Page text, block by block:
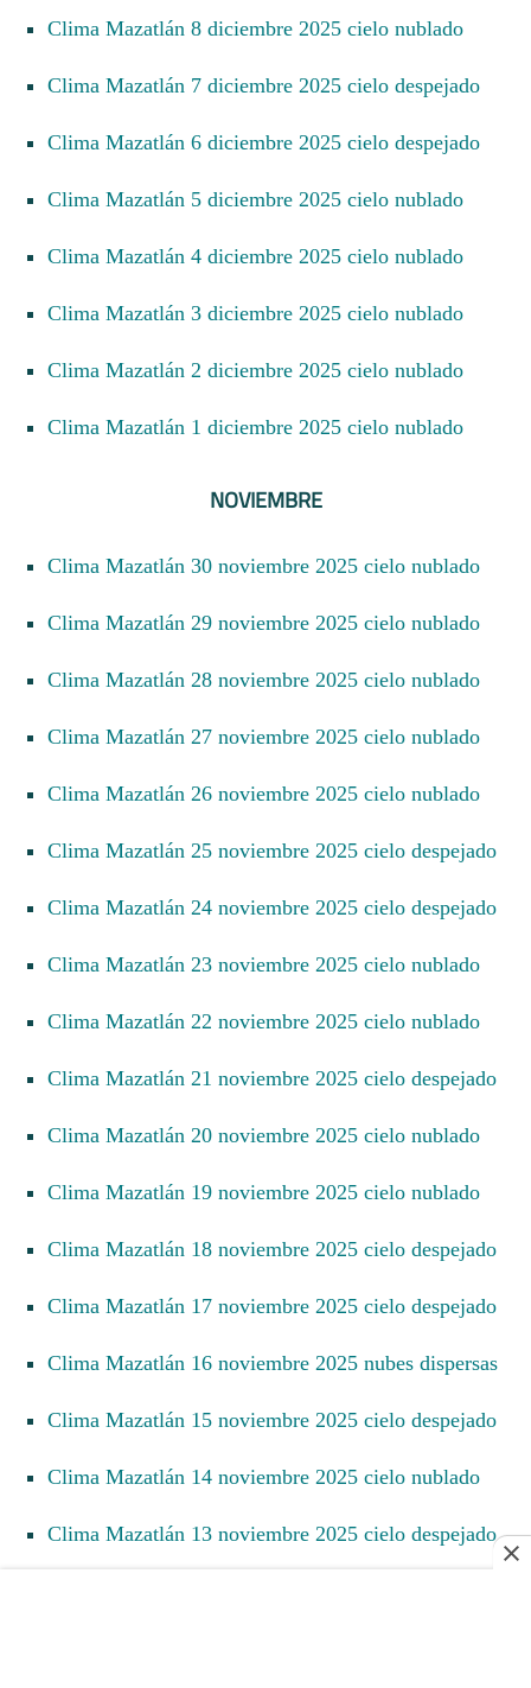
Clima Mazatlán 8 diciembre 2025 cielo nublado
Clima Mazatlán 7 diciembre 2025 cielo despejado
Clima Mazatlán 6 diciembre 2025 cielo despejado
Clima Mazatlán 5 diciembre 2025 cielo nublado
Clima Mazatlán 4 diciembre 2025 cielo nublado
Clima Mazatlán 3 diciembre 2025 cielo nublado
Clima Mazatlán 2 diciembre 2025 cielo nublado
Clima Mazatlán 1 diciembre 2025 cielo nublado
NOVIEMBRE
Clima Mazatlán 30 noviembre 2025 cielo nublado
Clima Mazatlán 29 noviembre 2025 cielo nublado
Clima Mazatlán 28 noviembre 2025 cielo nublado
Clima Mazatlán 27 noviembre 2025 cielo nublado
Clima Mazatlán 26 noviembre 2025 cielo nublado
Clima Mazatlán 25 noviembre 2025 cielo despejado
Clima Mazatlán 24 noviembre 2025 cielo despejado
Clima Mazatlán 23 noviembre 2025 cielo nublado
Clima Mazatlán 22 noviembre 2025 cielo nublado
Clima Mazatlán 21 noviembre 2025 cielo despejado
Clima Mazatlán 20 noviembre 2025 cielo nublado
Clima Mazatlán 19 noviembre 2025 cielo nublado
Clima Mazatlán 18 noviembre 2025 cielo despejado
Clima Mazatlán 17 noviembre 2025 cielo despejado
Clima Mazatlán 16 noviembre 2025 nubes dispersas
Clima Mazatlán 15 noviembre 2025 cielo despejado
Clima Mazatlán 14 noviembre 2025 cielo nublado
Clima Mazatlán 13 noviembre 2025 cielo despejado